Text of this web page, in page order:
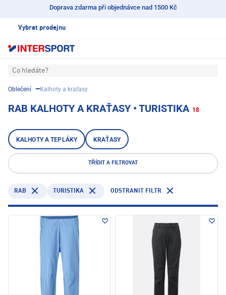
Doprava zdarma při objednávce nad 1500 Kč
Vybrat prodejnu
Co hledáte?
Oblečení Kalhoty a kraťasy
RAB KALHOTY A KRAŤASY • TURISTIKA 18
KALHOTY A TEPLÁKY KRAŤASY
TŘÍDIT A FILTROVAT
RAB TURISTIKA ODSTRANIT FILTR